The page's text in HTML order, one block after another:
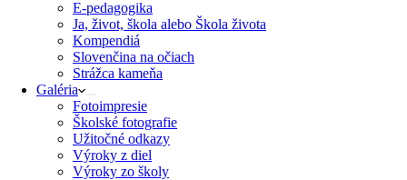
E-pedagogika
Ja, život, škola alebo Škola života
Kompendiá
Slovenčina na očiach
Strážca kameňa
Galéria
Fotoimpresie
Školské fotografie
Užitočné odkazy
Výroky z diel
Výroky zo školy